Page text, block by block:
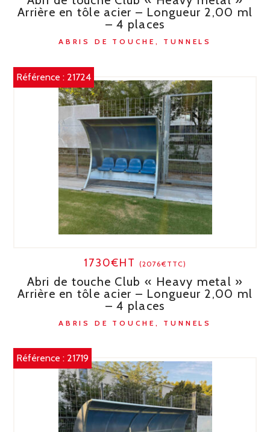
Arrière en tôle acier – Longueur 2,00 ml
– 4 places
ABRIS DE TOUCHE, TUNNELS
Référence : 21724
1730€HT (2076€TTC)
Abri de touche Club « Heavy metal »
Arrière en tôle acier – Longueur 2,00 ml
– 4 places
ABRIS DE TOUCHE, TUNNELS
Référence : 21719